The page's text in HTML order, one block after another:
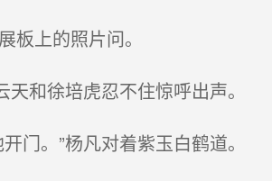
上的照片问。
和徐培虎忍不住惊呼出声。
门。”杨凡对着紫玉白鹤道。